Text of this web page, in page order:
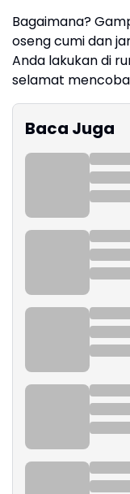
Bagaimana?
oseng cumi dan
Anda lakukan di
selamat
Baca Juga